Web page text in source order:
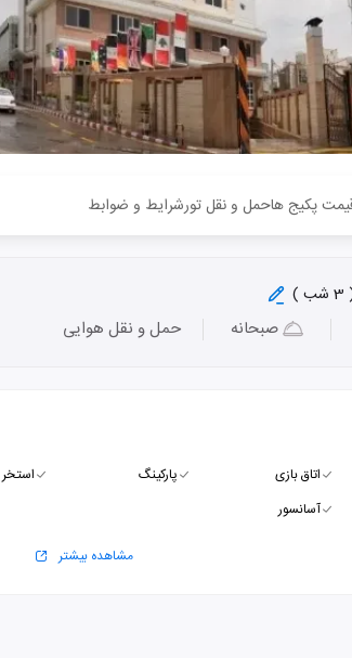
پکیج هاحمل و نقل تورشرایط و ضوابط
صبحانه حمل و نقل هوایی
اتاق بازی پارکینگ استخر
آسانسور
مشاهده بیشتر